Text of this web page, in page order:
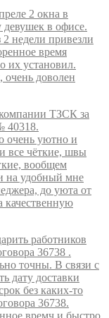
2 окна в
девушек в офисе.
недели привезли
время
их установил.
очень доволен
ТЗСК за
40318.
очень уютно и
все чёткие, швы
вообщем
на удобный мне
до уюта от
качественную
работников
36738 .
точны. В связи с
дату доставки
без каких-то
36738.
времч и быстро